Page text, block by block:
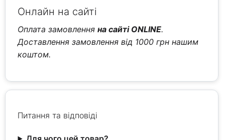
Онлайн на сайті
Оплата замовленняна сайті ONLINE.
Доставлення замовлення від 1000 грн нашим
коштом.
Питання та відповіді